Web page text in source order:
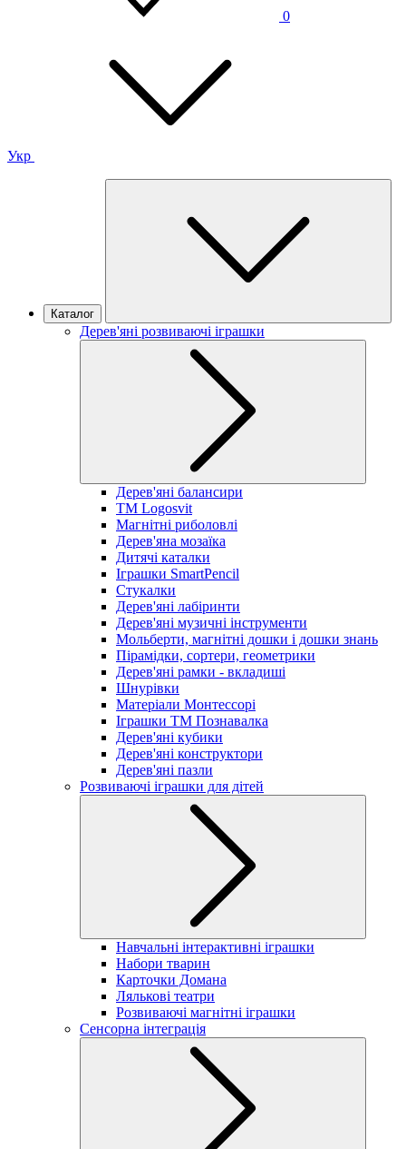
0
Укр
Каталог
Дерев'яні розвиваючі іграшки
Дерев'яні балансири
TM Logosvit
Магнітні риболовлі
Дерев'яна мозаїка
Дитячі каталки
Іграшки SmartPencil
Стукалки
Дерев'яні лабіринти
Дерев'яні музичні інструменти
Мольберти, магнітні дошки і дошки знань
Пірамідки, сортери, геометрики
Дерев'яні рамки - вкладиші
Шнурівки
Матеріали Монтессорі
Іграшки ТМ Познавалка
Дерев'яні кубики
Дерев'яні конструктори
Дерев'яні пазли
Розвиваючі іграшки для дітей
Навчальні інтерактивні іграшки
Набори тварин
Карточки Домана
Лялькові театри
Розвиваючі магнітні іграшки
Сенсорна інтеграція